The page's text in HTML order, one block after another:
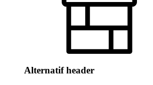
Alternatif header